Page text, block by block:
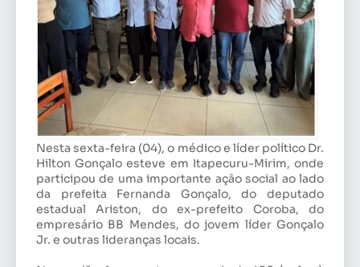
Nesta sexta-feira (04), o médico e líder político Dr.
Hilton Gonçalo esteve em Itapecuru-Mirim, onde
participou de uma importante ação social ao lado
da prefeita Fernanda Gonçalo, do deputado
estadual Ariston, do ex-prefeito Coroba, do
empresário BB Mendes, do jovem líder Gonçalo
Jr. e outras lideranças locais.